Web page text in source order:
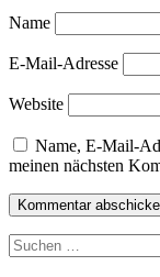
Name
E-Mail-Adresse
Website
Name, E-Mail-
meinen nächsten
Suche
nach: